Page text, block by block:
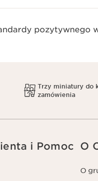
pozytywnego
Trzy miniatury do
zamówienia
i Pomoc O
O